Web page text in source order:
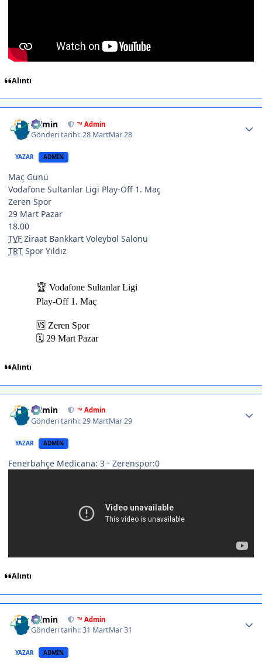
Alıntı
Admin ™ Admin
Gönderi tarihi:28 MartMar 28
YAZAR ADMIN
Maç Günü
Vodafone Sultanlar Ligi Play-Off 1. Maç
Zeren Spor
29 Mart Pazar
18.00
TVF Ziraat Bankkart Voleybol Salonu
TRT Spor Yıldız
Alıntı
Admin ™ Admin
Gönderi tarihi:29 MartMar 29
YAZAR ADMIN
Fenerbahçe Medicana: 3 - Zerenspor:0
Alıntı
Admin ™ Admin
Gönderi tarihi:31 MartMar 31
YAZAR ADMIN